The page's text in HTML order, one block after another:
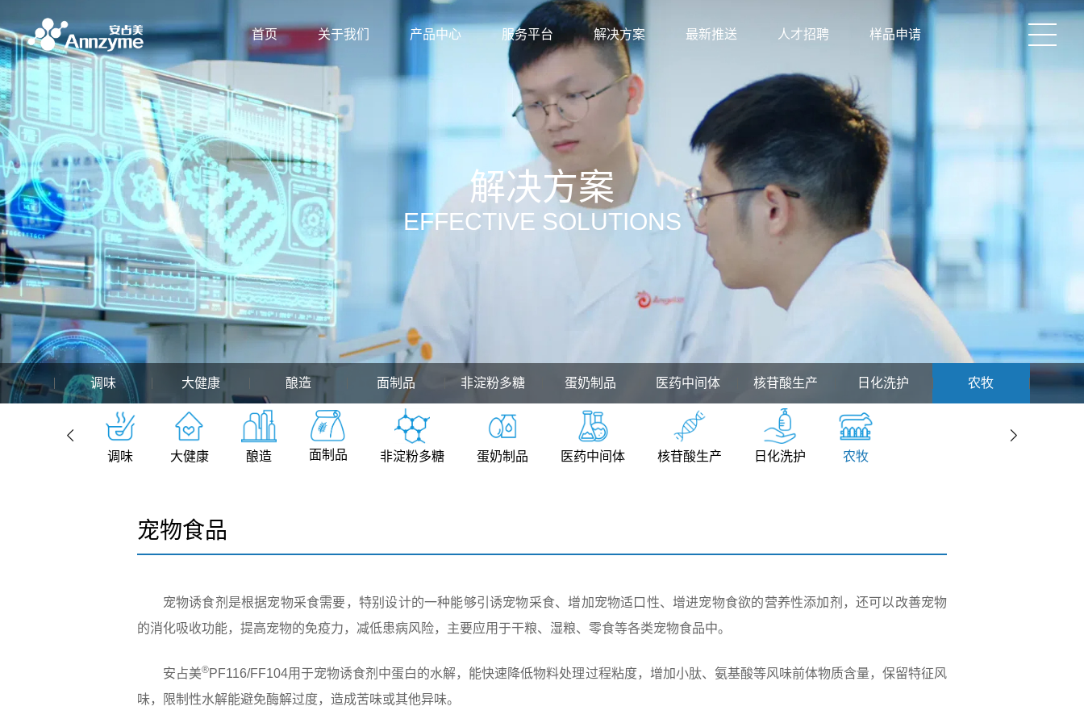
首页 关于我们 产品中心 服务平台 解决方案 最新推送 人才招聘 样品申请
解决方案
EFFECTIVE SOLUTIONS
调味 大健康 酿造 面制品 非淀粉多糖 蛋奶制品 医药中间体 核苷酸生产 日化洗护 农牧
调味 大健康 酿造 面制品 非淀粉多糖 蛋奶制品 医药中间体 核苷酸生产 日化洗护 农牧
宠物食品
宠物诱食剂是根据宠物采食需要，特别设计的一种能够引诱宠物采食、增加宠物适口性、增进宠物食欲的营养性添加剂，还可以改善宠物
的消化吸收功能，提高宠物的免疫力，减低患病风险，主要应用于干粮、湿粮、零食等各类宠物食品中。
安占美®PF116/FF104用于宠物诱食剂中蛋白的水解，能快速降低物料处理过程粘度，增加小肽、氨基酸等风味前体物质含量，保留特征风
味，限制性水解能避免酶解过度，造成苦味或其他异味。